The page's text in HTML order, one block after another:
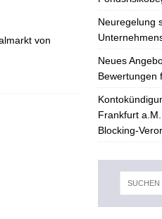
von
Neuregelung
Neues
Bewertungen
Frankfurt
Blocking-